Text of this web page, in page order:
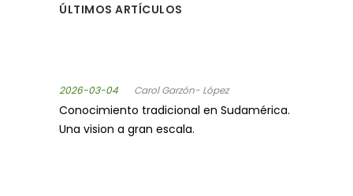
ÚLTIMOS ARTÍCULOS
2026-03-04 Carol Garzón- López
Conocimiento tradicional en Sudamérica.
Una vision a gran escala.